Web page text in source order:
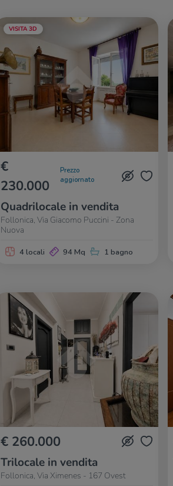
VISITA 3D
€
230.000
Prezzo
aggiornato
Quadrilocale in vendita
Follonica, Via Giacomo Puccini - Zona
Nuova
4 locali 94 Mq 1 bagno
€ 260.000
Trilocale in vendita
Follonica, Via Ximenes - 167 Ovest